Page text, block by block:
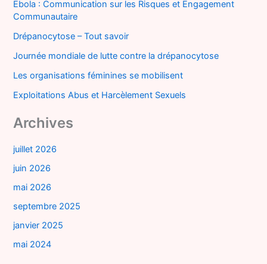
Ebola : Communication sur les Risques et Engagement
Communautaire
Drépanocytose – Tout savoir
Journée mondiale de lutte contre la drépanocytose
Les organisations féminines se mobilisent
Exploitations Abus et Harcèlement Sexuels
Archives
juillet 2026
juin 2026
mai 2026
septembre 2025
janvier 2025
mai 2024